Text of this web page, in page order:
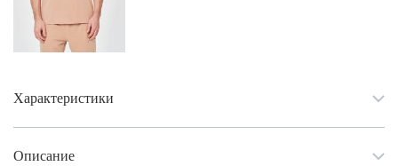
Характеристики
Описание